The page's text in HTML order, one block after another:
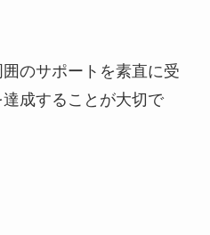
のサポートを素直に受
成することが大切で